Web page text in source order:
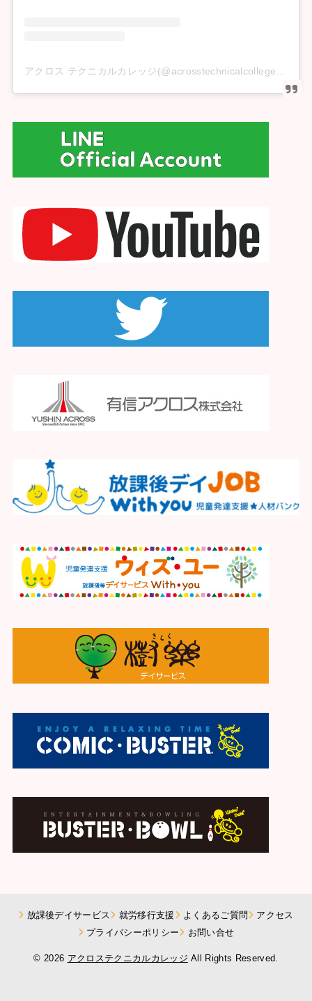
アクロス テクニカルカレッジ(@acrosstechnicalcollege)がシェアした投稿
放課後デイサービス 就労移行支援 よくあるご質問
アクセス
プライバシーポリシー
お問い合せ
© 2026 アクロステクニカルカレッジ All Rights Reserved.